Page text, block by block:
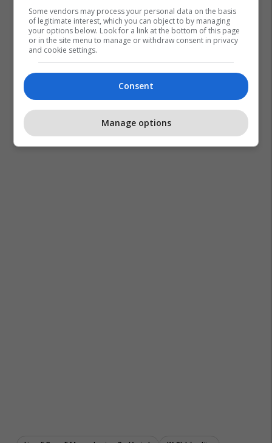
Some vendors may process your personal data on the basis
of legitimate interest, which you can object to by managing
your options below. Look for a link at the bottom of this page
or in the site menu to manage or withdraw consent in privacy
and cookie settings.
Consent
Manage options